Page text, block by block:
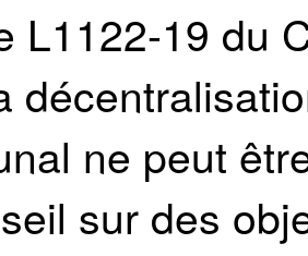
L1122-19 du
ne peut
sur des